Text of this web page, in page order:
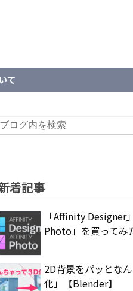
て
着記事
「Affinity Designer
Photo」を買ってみ
2D背景をパッとな
化」【Blender】